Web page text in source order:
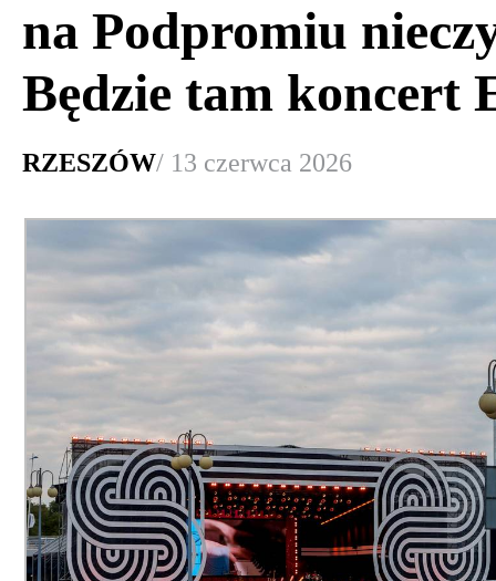
na Podpromiu
Będzie tam koncert
RZESZÓW/ 13 czerwca 2026